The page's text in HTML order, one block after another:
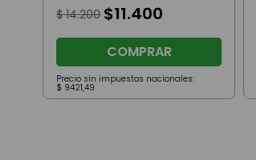
$ 14.200 $11.400
COMPRAR
Precio sin impuestos nacionales:
$ 9421,49